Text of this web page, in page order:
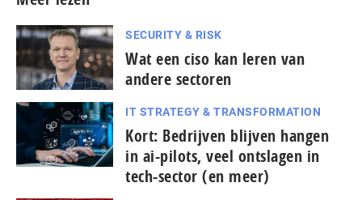
SECURITY & RISK
Wat een ciso kan leren van
andere sectoren
IT STRATEGY & TRANSFORMATION
Kort: Bedrijven blijven hangen
in ai-pilots, veel ontslagen in
tech-sector (en meer)